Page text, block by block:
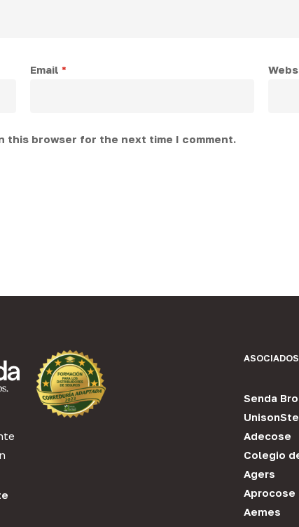
Email *
this browser for the next time I comment.
Senda
Adecose
Colegio
Agers
Aprocose
Aemes